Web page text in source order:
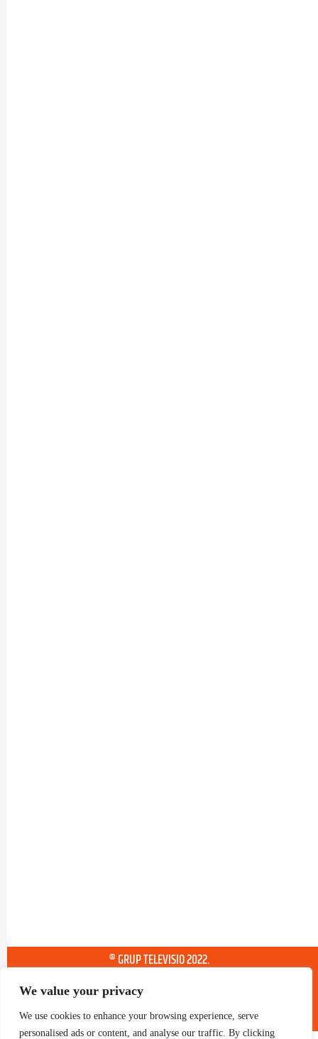
We value your privacy
We use cookies to enhance your browsing experience, serve
personalised ads or content, and analyse our traffic. By clicking
® GRUP TELEVISIO 2022.
TOTS ELS DRETS RESERVATS